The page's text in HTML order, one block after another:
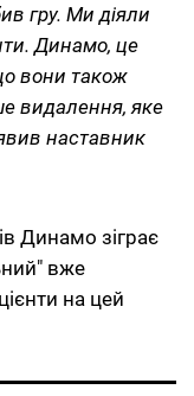
гру. Ми діяли
Динамо, це
вони також
видалення, яке
наставник
Динамо зіграє
вже
на цей